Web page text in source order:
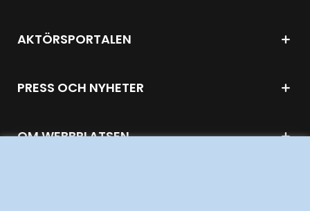
AKTÖRSPORTALEN
PRESS OCH NYHETER
OM WEBBPLATSEN